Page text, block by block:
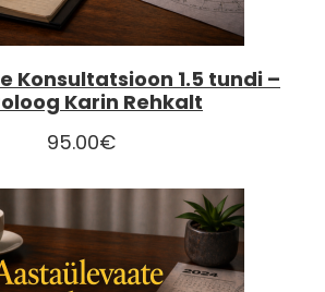
Konsultatsioon 1.5 tundi –
Karin Rehkalt
95.00€